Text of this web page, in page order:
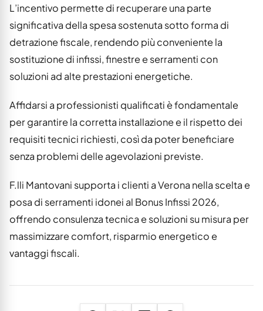
L’incentivo permette di recuperare una parte
significativa della spesa sostenuta sotto forma di
detrazione fiscale, rendendo più conveniente la
sostituzione di infissi, finestre e serramenti con
soluzioni ad alte prestazioni energetiche.
Affidarsi a professionisti qualificati è fondamentale
per garantire la corretta installazione e il rispetto dei
requisiti tecnici richiesti, così da poter beneficiare
senza problemi delle agevolazioni previste.
F.lli Mantovani supporta i clienti a Verona nella scelta e
posa di serramenti idonei al Bonus Infissi 2026,
offrendo consulenza tecnica e soluzioni su misura per
massimizzare comfort, risparmio energetico e
vantaggi fiscali.